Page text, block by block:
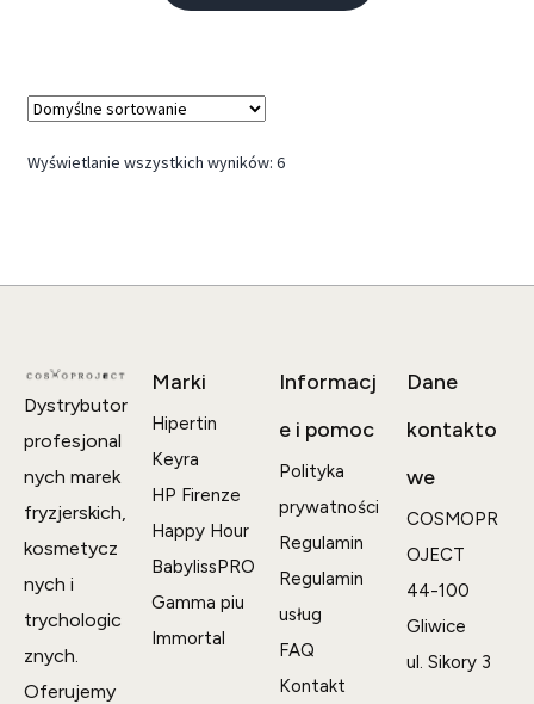
Wyświetlanie wszystkich wyników: 6
Dystrybutor
profesjonal
nych marek
fryzjerskich,
kosmetycz
nych i
trychologic
znych.
Oferujemy
Marki
Hipertin
Keyra
HP Firenze
Happy Hour
BabylissPRO
Gamma piu
Immortal
Informacj
e i pomoc
Polityka
prywatności
Regulamin
Regulamin
usług
FAQ
Kontakt
Dane
kontakto
we
COSMOPR
OJECT
44-100
Gliwice
ul. Sikory 3